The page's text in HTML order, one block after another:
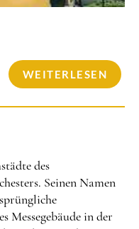
WEITERLESEN
des
Seinen Namen
Messegebäude in der